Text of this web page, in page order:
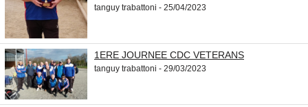
tanguy trabattoni - 25/04/2023
1ERE JOURNEE CDC VETERANS
tanguy trabattoni - 29/03/2023